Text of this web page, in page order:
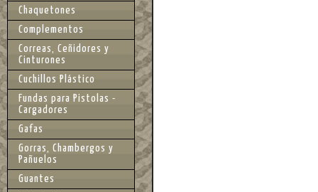
Chaquetones
Complementos
Correas, Ceñidores y
Cinturones
Cuchillos Plástico
Fundas para Pistolas -
Cargadores
Gafas
Gorras, Chambergos y
Pañuelos
Guantes